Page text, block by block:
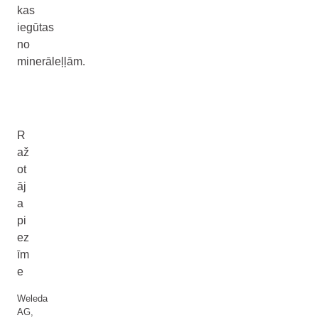
kas
iegūtas
no
minerāleļļām.
R
až
ot
āj
a
pi
ez
īm
e
Weleda
AG,